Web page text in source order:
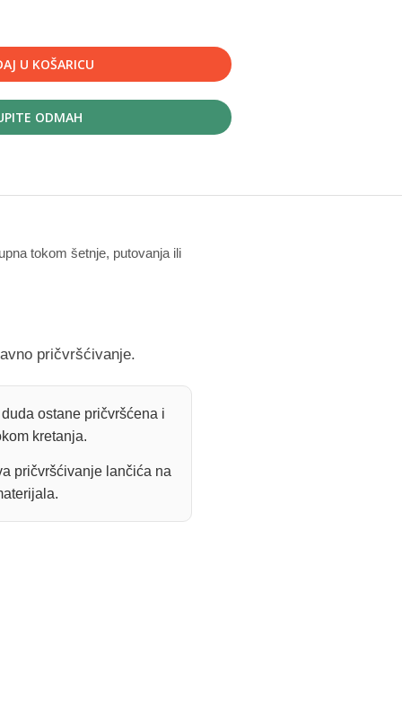
U KOŠARICU
ODMAH
tokom šetnje, putovanja ili
pričvršćivanje.
ostane pričvršćena i
kretanja.
pričvršćivanje lančića na